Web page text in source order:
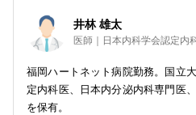
井林 雄太
医師｜日本内科学会認定内
福岡ハートネット病院勤務。国立
定内科医、日本内分泌内科専門医
を保有。